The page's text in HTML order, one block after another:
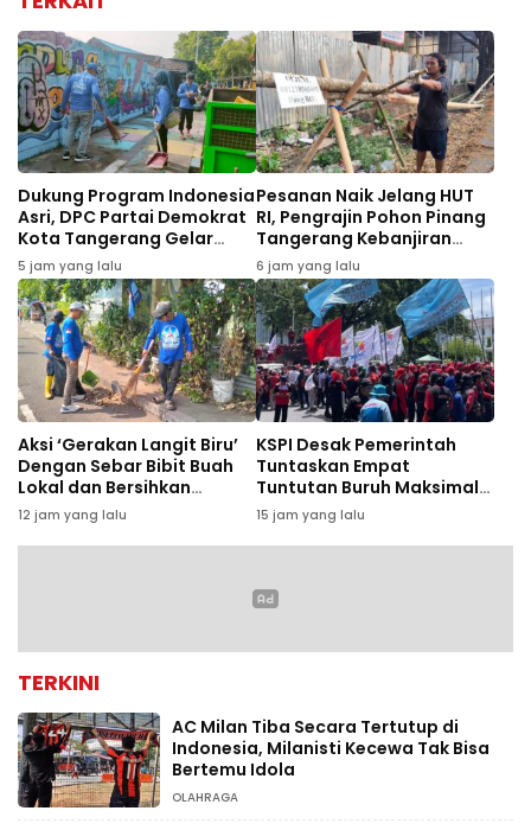
Dukung Program Indonesia
Asri, DPC Partai Demokrat
Kota Tangerang Gelar
Gerakan Langit Biru dan
Aksi Tanam Pohon
5 jam yang lalu
Pesanan Naik Jelang HUT
RI, Pengrajin Pohon Pinang
Tangerang Kebanjiran
Order
6 jam yang lalu
Aksi ‘Gerakan Langit Biru’
Dengan Sebar Bibit Buah
Lokal dan Bersihkan
Bantaran Sungai Cisadane
12 jam yang lalu
KSPI Desak Pemerintah
Tuntaskan Empat
Tuntutan Buruh Maksimal
September 2026
15 jam yang lalu
TERKINI
AC Milan Tiba Secara Tertutup di
Indonesia, Milanisti Kecewa Tak Bisa
Bertemu Idola
OLAHRAGA